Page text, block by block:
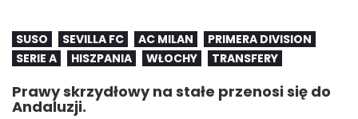
SUSO SEVILLA FC AC MILAN
PRIMERA DIVISION
SERIE A
HISZPANIA WŁOCHY TRANSFERY
Prawy skrzydłowy na stałe przenosi się do
Andaluzji.